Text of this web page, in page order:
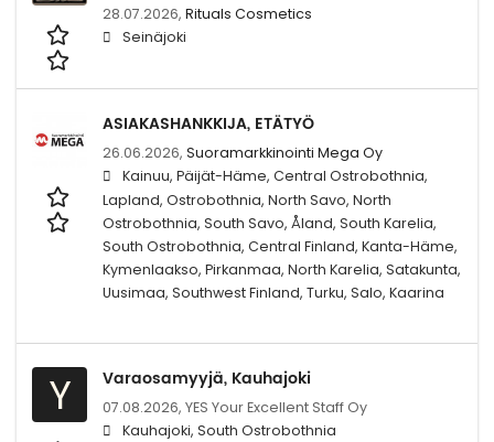
28.07.2026, Rituals Cosmetics
Seinäjoki
ASIAKASHANKKIJA, ETÄTYÖ
26.06.2026, Suoramarkkinointi Mega Oy
Kainuu, Päijät-Häme, Central Ostrobothnia,
Lapland, Ostrobothnia, North Savo, North
Ostrobothnia, South Savo, Åland, South Karelia,
South Ostrobothnia, Central Finland, Kanta-Häme,
Kymenlaakso, Pirkanmaa, North Karelia, Satakunta,
Uusimaa, Southwest Finland, Turku, Salo, Kaarina
Y Varaosamyyjä, Kauhajoki
07.08.2026, YES Your Excellent Staff Oy
Kauhajoki, South Ostrobothnia